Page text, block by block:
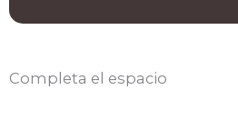
Completa el espacio